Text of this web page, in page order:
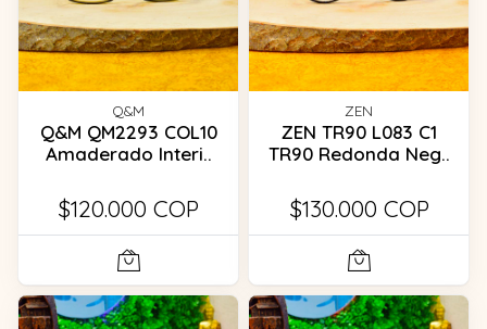
Q&M
Q&M QM2293 COL10
Amaderado Interi..
$120.000 COP
ZEN
ZEN TR90 L083 C1
TR90 Redonda Neg..
$130.000 COP